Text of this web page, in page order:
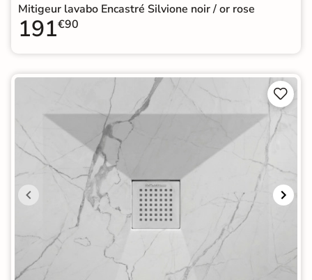
Mitigeur lavabo Encastré Silvione noir / or rose
191€90

